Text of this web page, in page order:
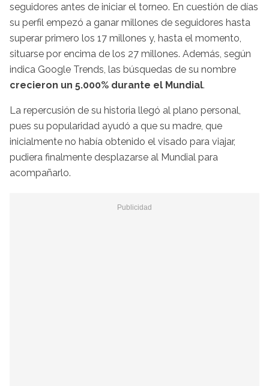
seguidores antes de iniciar el torneo. En cuestión de días
su perfil empezó a ganar millones de seguidores hasta
superar primero los 17 millones y, hasta el momento,
situarse por encima de los 27 millones. Además, según
indica Google Trends, las búsquedas de su nombre
crecieron un 5.000% durante el Mundial.
La repercusión de su historia llegó al plano personal,
pues su popularidad ayudó a que su madre, que
inicialmente no había obtenido el visado para viajar,
pudiera finalmente desplazarse al Mundial para
acompañarlo.